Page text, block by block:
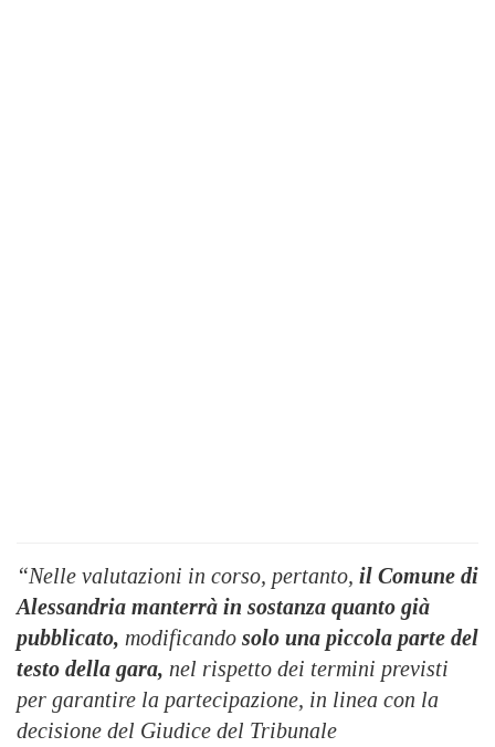
“Nelle valutazioni in corso, pertanto, il Comune di
Alessandria manterrà in sostanza quanto già
pubblicato, modificando solo una piccola parte del
testo della gara, nel rispetto dei termini previsti
per garantire la partecipazione, in linea con la
decisione del Giudice del Tribunale